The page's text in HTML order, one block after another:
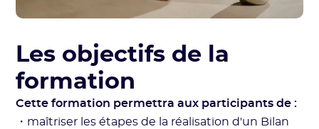
Les objectifs de la
formation
Cette formation permettra aux participants de :
・maîtriser les étapes de la réalisation d'un Bilan